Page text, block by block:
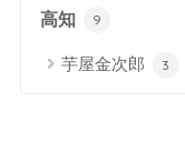
高知 9
芋屋金次郎 3